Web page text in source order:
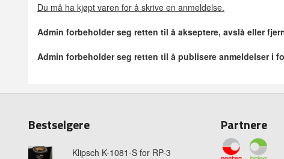
Du må ha kjøpt varen for å skrive en anmeldelse.
Admin forbeholder seg retten til å akseptere, avslå eller
Admin forbeholder seg retten til å publisere anmeldelser i
Bestselgere
Klipsch K-1081-S for RP-3
Partnere